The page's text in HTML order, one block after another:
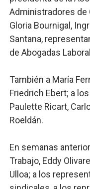
Administradores de
Gloria Bournigal,
Santana,
de Abogadas
También a María
Friedrich Ebert; a
Paulette Ricart,
Roeldán.
En semanas
Trabajo, Eddy
Ulloa; a los